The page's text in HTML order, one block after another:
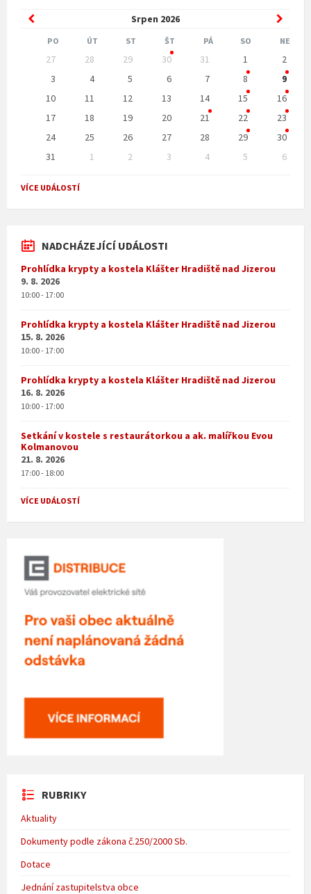
Srpen 2026
Previous
Month
Month
PO ÚT ST ŠT PÁ SO NE
calendar
27 28 29 30 31 1
2
3
4 5 6 7 8
9
10
11 12 13 14 15
16
17
18 19 20 21 22
23
24
25 26 27 28 29
30
31
1 2 3 4 5
6
to
calendar
VÍCE UDÁLOSTÍ
NADCHÁZEJÍCÍ UDÁLOSTI
Prohlídka krypty a kostela Klášter Hradiště nad Jizerou
9. 8. 2026
10:00 - 17:00
Prohlídka krypty a kostela Klášter Hradiště nad Jizerou
15. 8. 2026
10:00 - 17:00
Prohlídka krypty a kostela Klášter Hradiště nad Jizerou
16. 8. 2026
10:00 - 17:00
Setkání v kostele s restaurátorkou a ak. malířkou Evou
Kolmanovou
21. 8. 2026
17:00 - 18:00
VÍCE UDÁLOSTÍ
RUBRIKY
Aktuality
Dokumenty podle zákona č.250/2000 Sb.
Dotace
Jednání zastupitelstva obce